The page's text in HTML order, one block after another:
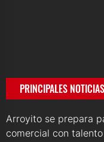
PRINCIPALES NOTICIAS
Arroyito se prepara
comercial con